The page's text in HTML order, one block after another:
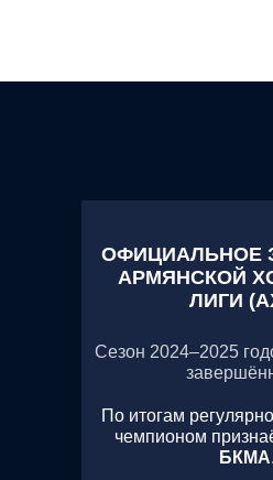
ОФИЦИАЛЬНОЕ
АРМЯНСКОЙ
ЛИГИ
Сезон 2024–2025
По итогам
чемпионом
БКМА.